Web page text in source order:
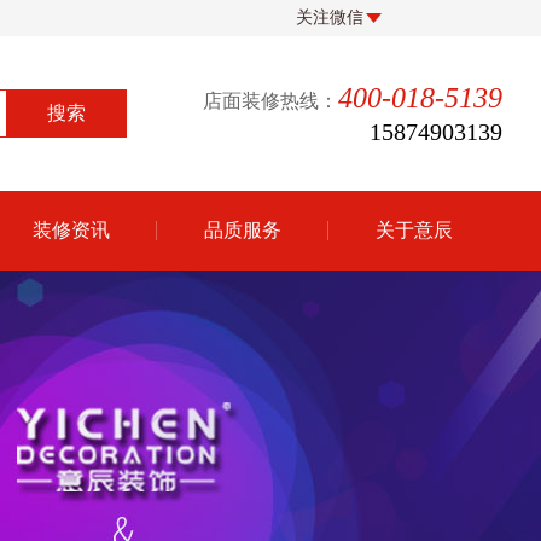
关注微信
店面装修热线： 400-018-5139
15874903139
装修资讯 品质服务 关于意辰